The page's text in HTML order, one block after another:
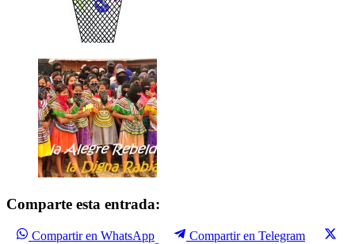
Comparte esta entrada:
Compartir en WhatsApp
Compartir en Telegram